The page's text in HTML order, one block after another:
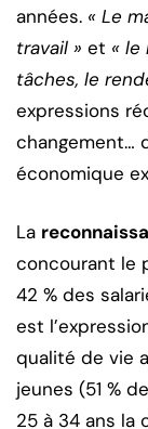
années. « Le
travail » et «
tâches, le
expressions
changement…
économique
La
concourant le
42 % des
est
qualité de vie
jeunes (51 %
25 à 34 ans la